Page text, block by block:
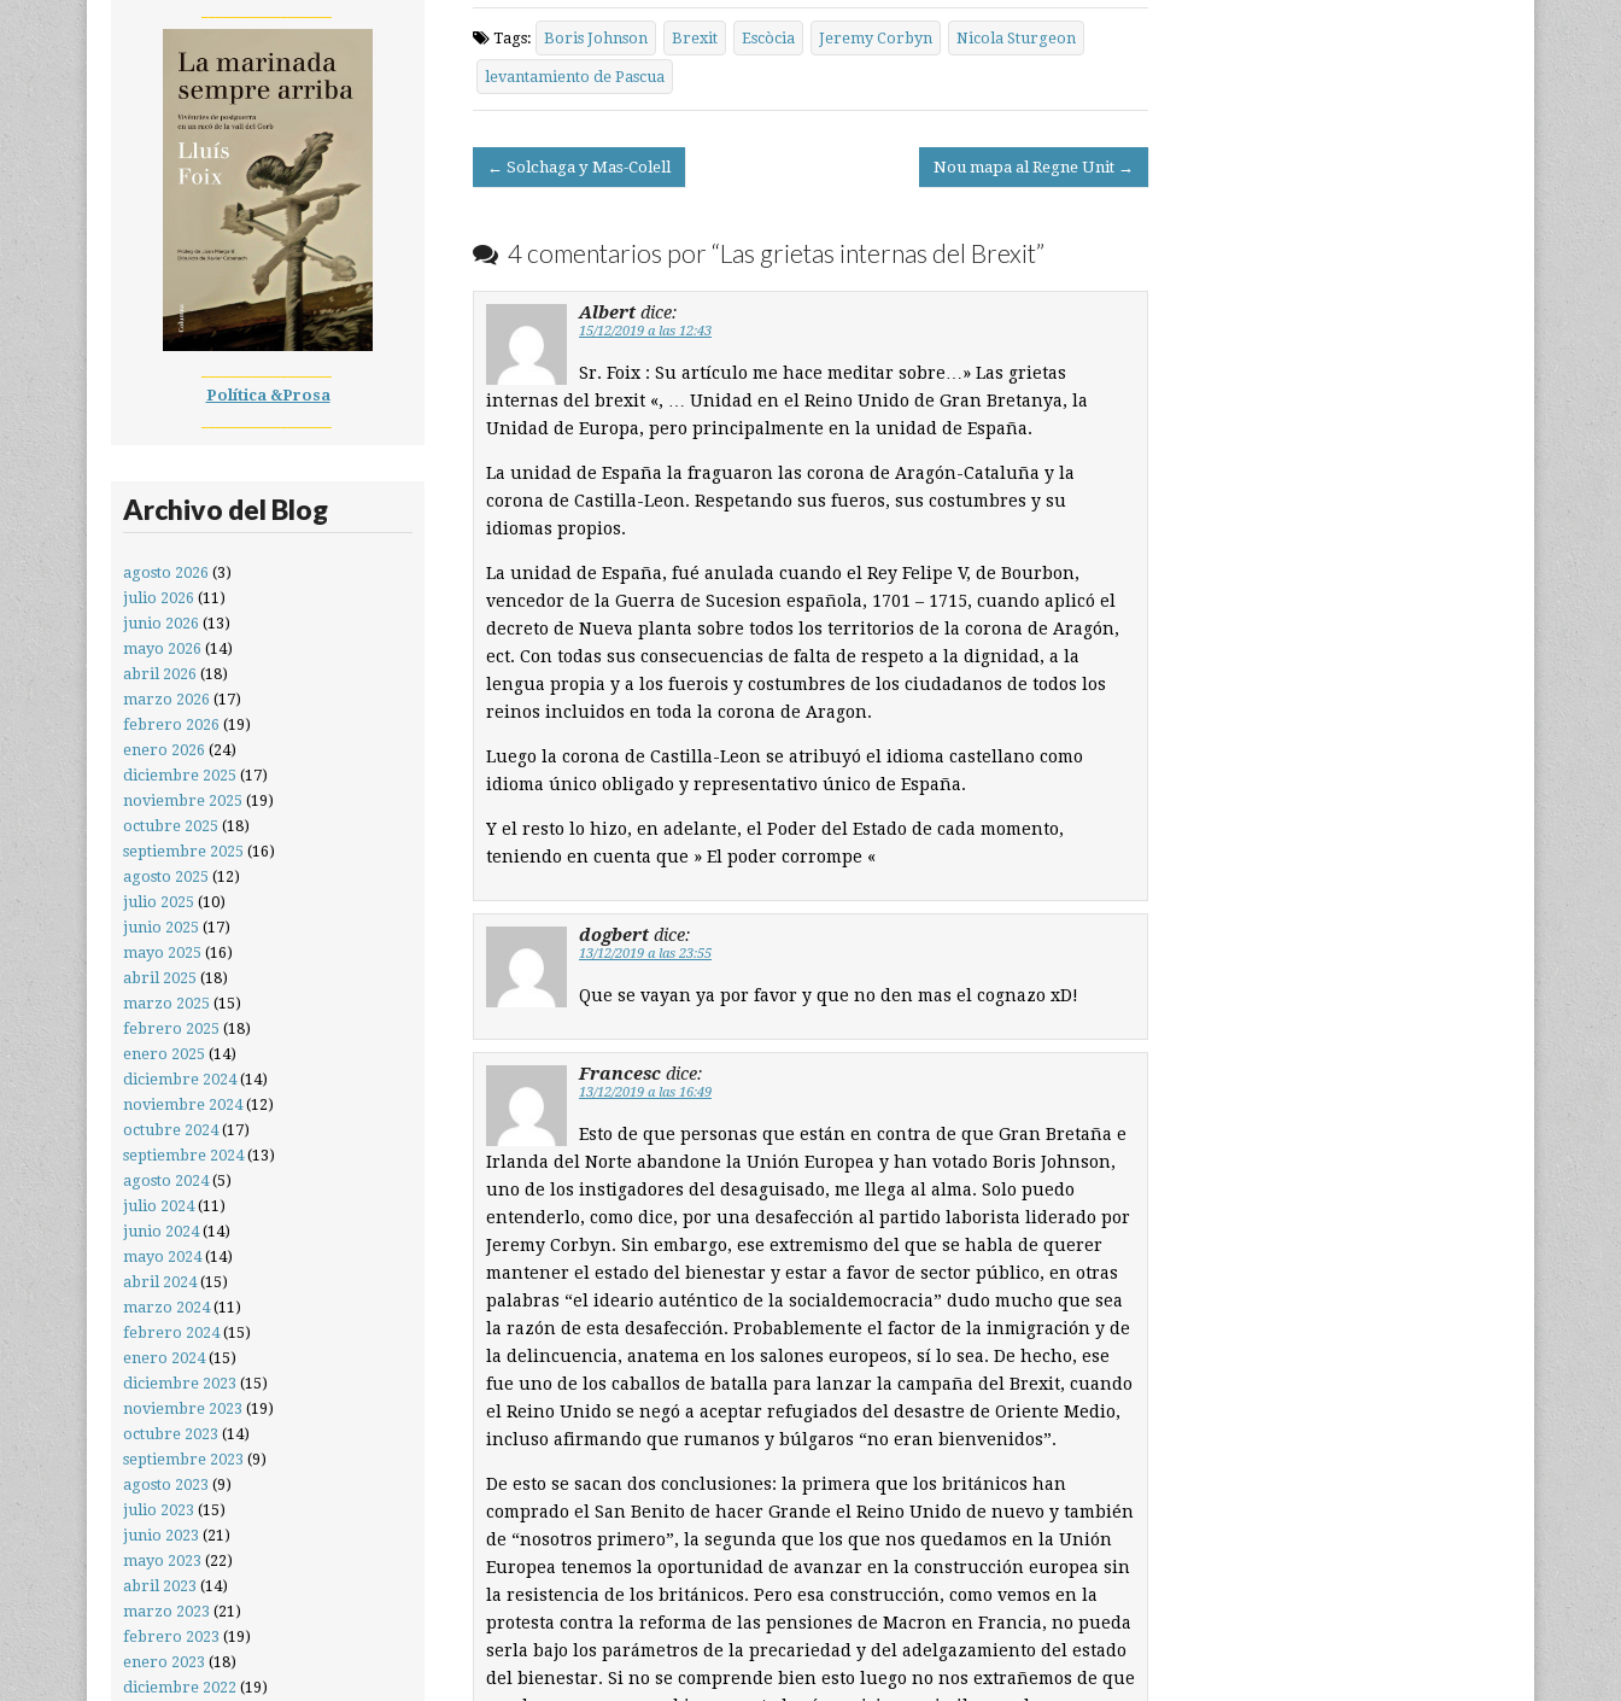
Tags: Boris Johnson Brexit Escòcia Jeremy Corbyn Nicola Sturgeon
levantamiento de Pascua
Post
navigation
← Solchaga y Mas-Colell Nou mapa al Regne Unit →
4 comentarios por “Las grietas internas del Brexit”
Albert dice:
15/12/2019 a las 12:43
Sr. Foix : Su artículo me hace meditar sobre…» Las grietas
internas del brexit «, … Unidad en el Reino Unido de Gran Bretanya, la
Unidad de Europa, pero principalmente en la unidad de España.
La unidad de España la fraguaron las corona de Aragón-Cataluña y la
corona de Castilla-Leon. Respetando sus fueros, sus costumbres y su
idiomas propios.
La unidad de España, fué anulada cuando el Rey Felipe V, de Bourbon,
vencedor de la Guerra de Sucesion española, 1701 – 1715, cuando aplicó el
decreto de Nueva planta sobre todos los territorios de la corona de Aragón,
ect. Con todas sus consecuencias de falta de respeto a la dignidad, a la
lengua propia y a los fuerois y costumbres de los ciudadanos de todos los
reinos incluidos en toda la corona de Aragon.
Luego la corona de Castilla-Leon se atribuyó el idioma castellano como
idioma único obligado y representativo único de España.
Y el resto lo hizo, en adelante, el Poder del Estado de cada momento,
teniendo en cuenta que » El poder corrompe «
dogbert dice:
13/12/2019 a las 23:55
Que se vayan ya por favor y que no den mas el cognazo xD!
Francesc dice:
13/12/2019 a las 16:49
Esto de que personas que están en contra de que Gran Bretaña e
Irlanda del Norte abandone la Unión Europea y han votado Boris Johnson,
uno de los instigadores del desaguisado, me llega al alma. Solo puedo
entenderlo, como dice, por una desafección al partido laborista liderado por
Jeremy Corbyn. Sin embargo, ese extremismo del que se habla de querer
mantener el estado del bienestar y estar a favor de sector público, en otras
palabras “el ideario auténtico de la socialdemocracia” dudo mucho que sea
la razón de esta desafección. Probablemente el factor de la inmigración y de
la delincuencia, anatema en los salones europeos, sí lo sea. De hecho, ese
fue uno de los caballos de batalla para lanzar la campaña del Brexit, cuando
el Reino Unido se negó a aceptar refugiados del desastre de Oriente Medio,
incluso afirmando que rumanos y búlgaros “no eran bienvenidos”.
De esto se sacan dos conclusiones: la primera que los británicos han
comprado el San Benito de hacer Grande el Reino Unido de nuevo y también
de “nosotros primero”, la segunda que los que nos quedamos en la Unión
Europea tenemos la oportunidad de avanzar en la construcción europea sin
la resistencia de los británicos. Pero esa construcción, como vemos en la
protesta contra la reforma de las pensiones de Macron en Francia, no pueda
serla bajo los parámetros de la precariedad y del adelgazamiento del estado
del bienestar. Si no se comprende bien esto luego no nos extrañemos de que
Política &Prosa
Archivo del Blog
agosto 2026 (3)
julio 2026 (11)
junio 2026 (13)
mayo 2026 (14)
abril 2026 (18)
marzo 2026 (17)
febrero 2026 (19)
enero 2026 (24)
diciembre 2025 (17)
noviembre 2025 (19)
octubre 2025 (18)
septiembre 2025 (16)
agosto 2025 (12)
julio 2025 (10)
junio 2025 (17)
mayo 2025 (16)
abril 2025 (18)
marzo 2025 (15)
febrero 2025 (18)
enero 2025 (14)
diciembre 2024(14)
noviembre 2024(12)
octubre 2024(17)
septiembre 2024(13)
agosto 2024(5)
julio 2024(11)
junio 2024(14)
mayo 2024(14)
abril 2024(15)
marzo 2024(11)
febrero 2024(15)
enero 2024(15)
diciembre 2023 (15)
noviembre 2023 (19)
octubre 2023 (14)
septiembre 2023 (9)
agosto 2023 (9)
julio 2023 (15)
junio 2023 (21)
mayo 2023 (22)
abril 2023 (14)
marzo 2023 (21)
febrero 2023 (19)
enero 2023 (18)
diciembre 2022 (19)